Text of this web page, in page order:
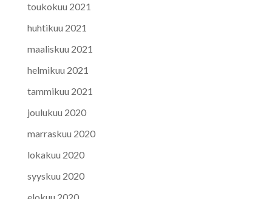
toukokuu 2021
huhtikuu 2021
maaliskuu 2021
helmikuu 2021
tammikuu 2021
joulukuu 2020
marraskuu 2020
lokakuu 2020
syyskuu 2020